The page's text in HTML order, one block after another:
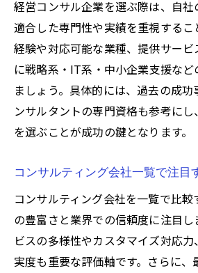
握
経営コンサル新規参入企
析
最新経営コンサル情報の
経営コンサル業界の変遷
経営コンサル選びで活き
中小企業に経営コンサルが
中小企業コンサルの一覧
例
経営コンサル選びで重視
点
経営コンサル企業を選ぶ際は、自
適合した専門性や実績を重視する
経験や対応可能な業種、提供サー
に戦略系・IT系・中小企業支援な
ましょう。具体的には、過去の成
ンサルタントの専門資格も参考に
を選ぶことが成功の鍵となります。
コンサルティング会社一覧で注目
コンサルティング会社を一覧で比
の豊富さと業界での信頼度に注目し
ビスの多様性やカスタマイズ対応
実度も重要な評価軸です。さらに